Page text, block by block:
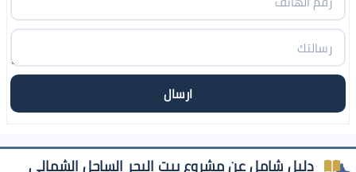
دليل شامل عن مشروع بيت البحر الساحل الشمالي